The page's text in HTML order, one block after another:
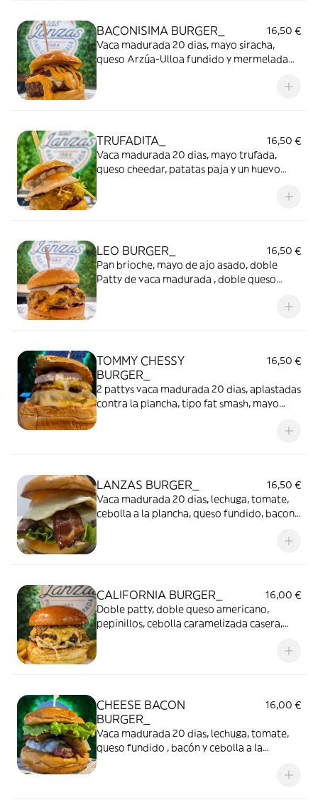
BACONISIMA BURGER_
16,50 €
Vaca madurada 20 dias, mayo siracha,
queso Arzúa-Ulloa fundido y mermelada
TRUFADITA_
16,50 €
Vaca madurada 20 dias, mayo trufada,
queso cheedar, patatas paja y un huevo
LEO BURGER_
16,50 €
Pan brioche, mayo de ajo asado, doble
Patty de vaca madurada , doble queso
de ajo asado, Coronada con nuestro polvo
TOMMY CHESSY
BURGER_
16,50 €
2 pattys vaca madurada 20 dias, aplastadas
contra la plancha, tipo fat smash, mayo
queso cheddar, mozzarella, queso de cabra
LANZAS BURGER_
16,50 €
Vaca madurada 20 dias, lechuga, tomate,
cebolla a la plancha, queso fundido, bacon
CALIFORNIA BURGER_
16,00 €
Doble patty, doble queso americano,
pepinillos, cebolla caramelizada casera,
CHEESE BACON
BURGER_
16,00 €
Vaca madurada 20 dias, lechuga, tomate,
queso fundido , bacón y cebolla a la